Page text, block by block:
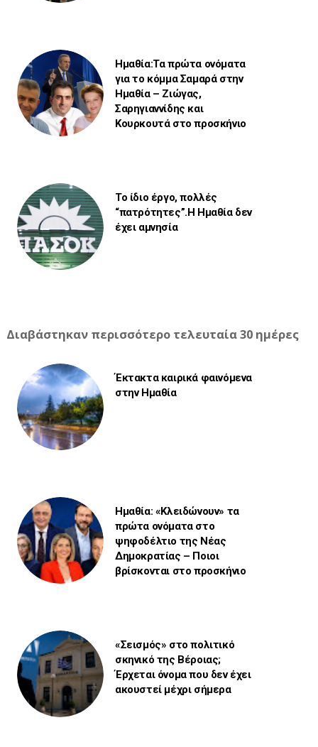
Ημαθία:Τα πρώτα ονόματα
για το κόμμα Σαμαρά στην
Ημαθία – Ζιώγας,
Σαρηγιαννίδης και
Κουρκουτά στο προσκήνιο
Το ίδιο έργο, πολλές
“πατρότητες”.Η Ημαθία δεν
έχει αμνησία
Διαβάστηκαν περισσότερο τελευταία 30 ημέρες
Έκτακτα καιρικά φαινόμενα
στην Ημαθία
Ημαθία: «Κλειδώνουν» τα
πρώτα ονόματα στο
ψηφοδέλτιο της Νέας
Δημοκρατίας – Ποιοι
βρίσκονται στο προσκήνιο
«Σεισμός» στο πολιτικό
σκηνικό της Βέροιας;
Έρχεται όνομα που δεν έχει
ακουστεί μέχρι σήμερα